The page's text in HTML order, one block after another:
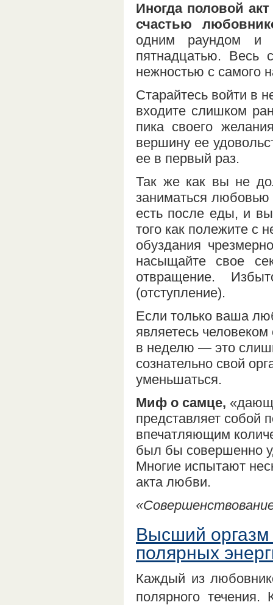
Иногда половой
счастью
одним раундом и
пятнадцатью. Весь
нежностью с самого
Старайтесь войти в
входите слишком
пика своего
вершину ее
ее в первый раз.
Так же как вы не
заниматься любовью
есть после еды, и
того как полежите с
обуздания
насыщайте свое
отвращение.
(отступление).
Если только ваша
являетесь
в неделю — это
сознательно свой
уменьшаться.
Миф о самце,
представляет собой
впечатляющим
был бы совершенно
Многие испытают
акта любви.
Высший оргазм
полярных
Каждый из
полярного течения.